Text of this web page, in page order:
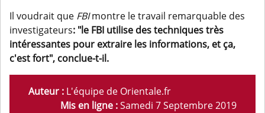
Il voudrait que FBImontre le travail remarquable des
investigateurs: "le FBI utilise des techniques très
intéressantes pour extraire les informations, et ça,
c'est fort", conclue-t-il.
Auteur : L'équipe de Orientale.fr
Mis en ligne :Samedi 7 Septembre 2019